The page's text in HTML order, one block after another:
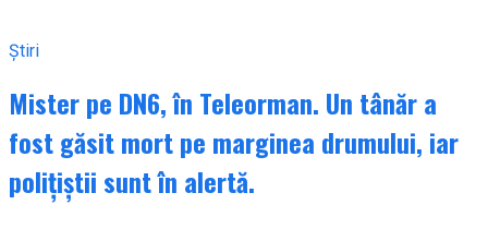
Știri
Mister pe DN6, în Teleorman. Un tânăr a
fost găsit mort pe marginea drumului, iar
polițiștii sunt în alertă.